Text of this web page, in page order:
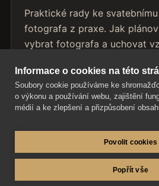
Praktické rady ke
fotografa z praxe. Jak
vybrat fotografa a uchovat
Přečíst článek
Informace o cookies na této
Soubory cookie používáme ke
o výkonu a používání webu, zajištění
médií a ke zlepšení a přizpůsobení
Povolit cookies
Popřít vše